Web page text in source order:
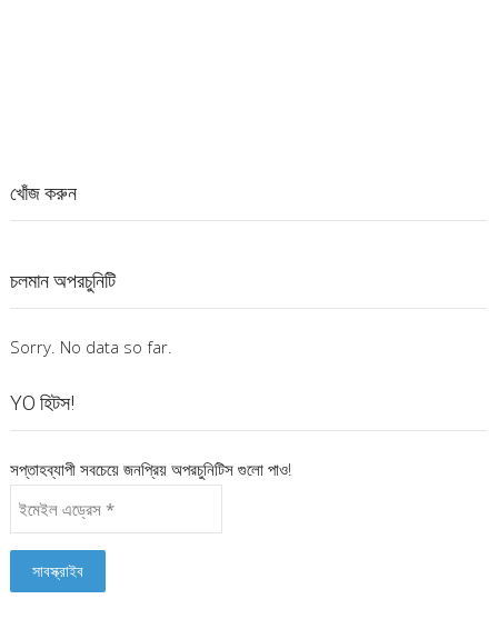
খোঁজ করুন
চলমান অপরচুনিটি
Sorry. No data so far.
YO হিটস!
সপ্তাহব্যাপী সবচেয়ে জনপ্রিয় অপরচুনিটিস গুলো পাও!